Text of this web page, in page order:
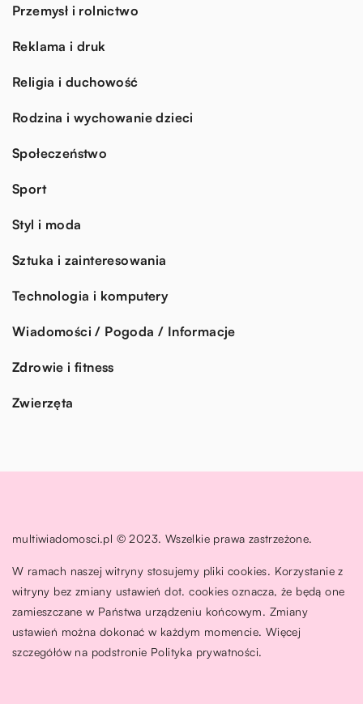
Przemysł i rolnictwo
Reklama i druk
Religia i duchowość
Rodzina i wychowanie dzieci
Społeczeństwo
Sport
Styl i moda
Sztuka i zainteresowania
Technologia i komputery
Wiadomości / Pogoda / Informacje
Zdrowie i fitness
Zwierzęta
multiwiadomosci.pl © 2023. Wszelkie prawa zastrzeżone.
W ramach naszej witryny stosujemy pliki cookies. Korzystanie z
witryny bez zmiany ustawień dot. cookies oznacza, że będą one
zamieszczane w Państwa urządzeniu końcowym. Zmiany
ustawień można dokonać w każdym momencie. Więcej
szczegółów na podstronie Polityka prywatności.